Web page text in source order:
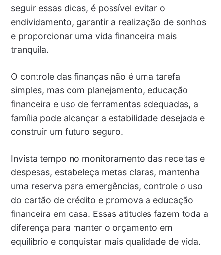
seguir essas dicas, é possível evitar o
endividamento, garantir a realização de sonhos
e proporcionar uma vida financeira mais
tranquila.
O controle das finanças não é uma tarefa
simples, mas com planejamento, educação
financeira e uso de ferramentas adequadas, a
família pode alcançar a estabilidade desejada e
construir um futuro seguro.
Invista tempo no monitoramento das receitas e
despesas, estabeleça metas claras, mantenha
uma reserva para emergências, controle o uso
do cartão de crédito e promova a educação
financeira em casa. Essas atitudes fazem toda a
diferença para manter o orçamento em
equilíbrio e conquistar mais qualidade de vida.